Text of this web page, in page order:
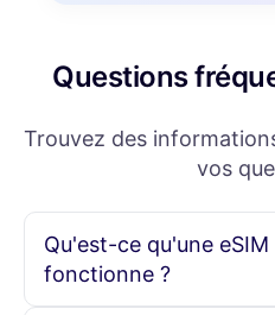
Questions
Trouvez des
vos
Qu'est-ce qu'une
fonctionne ?